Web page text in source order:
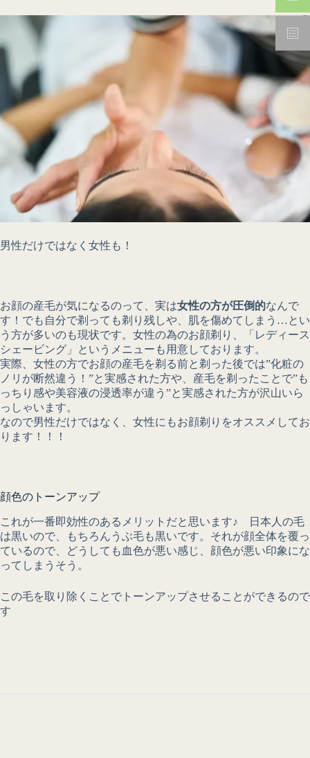
男性だけではなく女性も！
お顔の産毛が気になるのって、実は女性の方が圧倒的なんで
す！でも自分で剃っても剃り残しや、肌を傷めてしまう…とい
う方が多いのも現状です。女性の為のお顔剃り、「レディース
シェービング」というメニューも用意しております。
実際、女性の方でお顔の産毛を剃る前と剃った後では”化粧の
ノリが断然違う！”と実感された方や、産毛を剃ったことで”も
っちり感や美容液の浸透率が違う”と実感された方が沢山いら
っしゃいます。
なので男性だけではなく、女性にもお顔剃りをオススメしてお
ります！！！
顔色のトーンアップ
これが一番即効性のあるメリットだと思います♪ 日本人の毛
は黒いので、もちろんうぶ毛も黒いです。それが顔全体を覆っ
ているので、どうしても血色が悪い感じ、顔色が悪い印象にな
ってしまうそう。
この毛を取り除くことでトーンアップさせることができるので
す